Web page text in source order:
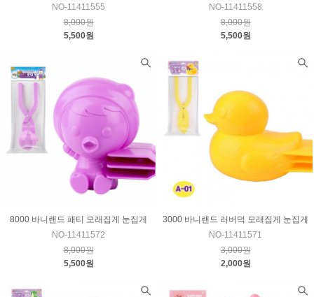
NO-11411555
8,000원
5,500원
NO-11411558
8,000원
5,500원
8000 바니랜드 패티 모래집게 눈집게
NO-11411572
8,000원
5,500원
3000 바니랜드 러버덕 모래집게 눈집게
NO-11411571
3,000원
2,000원